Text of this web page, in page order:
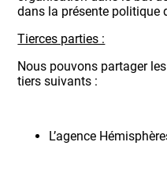
dans la présente politique
Tierces parties :
Nous pouvons partager
tiers suivants :
L’agence